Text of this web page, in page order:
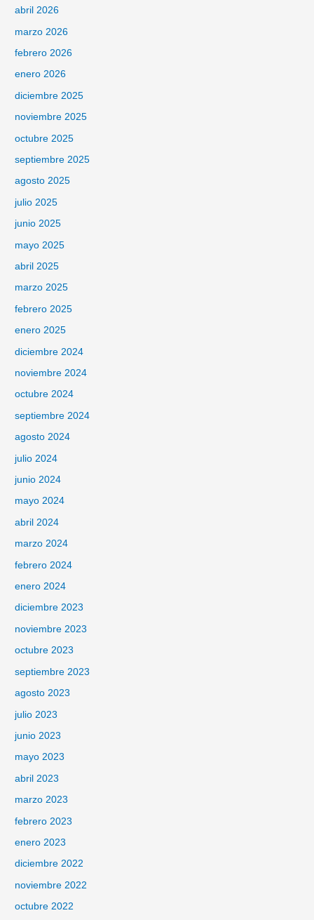
abril 2026
marzo 2026
febrero 2026
enero 2026
diciembre 2025
noviembre 2025
octubre 2025
septiembre 2025
agosto 2025
julio 2025
junio 2025
mayo 2025
abril 2025
marzo 2025
febrero 2025
enero 2025
diciembre 2024
noviembre 2024
octubre 2024
septiembre 2024
agosto 2024
julio 2024
junio 2024
mayo 2024
abril 2024
marzo 2024
febrero 2024
enero 2024
diciembre 2023
noviembre 2023
octubre 2023
septiembre 2023
agosto 2023
julio 2023
junio 2023
mayo 2023
abril 2023
marzo 2023
febrero 2023
enero 2023
diciembre 2022
noviembre 2022
octubre 2022